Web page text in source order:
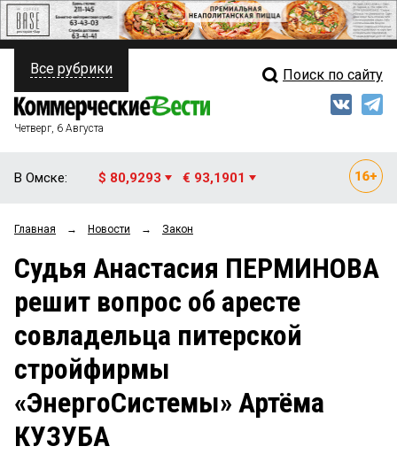
ПОЛИТИКА
ФИНАНСЫ
ОБЩЕСТВО
ЗАКОН
НОВОСТИ КОМПАНИЙ
ПРОИСШЕСТВИЯ
СТИЛЬ ЖИЗНИ
Свежий выпуск
Рейтинги
Блоги
Архив
Все рубрики Поиск по сайту
Четверг, 6 Августа
В Омске: $ 80,9293 € 93,1901
Главная → Новости → Закон
Судья Анастасия ПЕРМИНОВА
решит вопрос об аресте
совладельца питерской
стройфирмы
«ЭнергоСистемы» Артёма
КУЗУБА